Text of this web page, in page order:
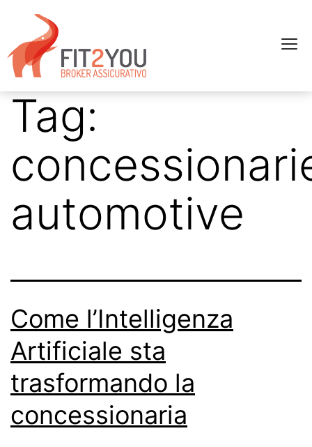
Tag:
automotive
Come l’Intelligenza
Artificiale sta
trasformando la
concessionaria